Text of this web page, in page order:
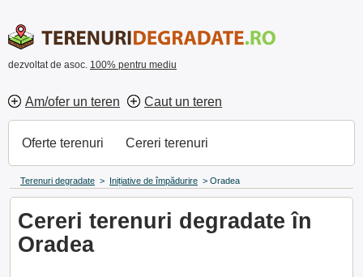
dezvoltat de asoc. 100% pentru mediu
Am/ofer un teren Caut un teren
Oferte terenuri Cereri terenuri
Terenuri degradate > Inițiative de împădurire > Oradea
Cereri terenuri degradate în
Oradea